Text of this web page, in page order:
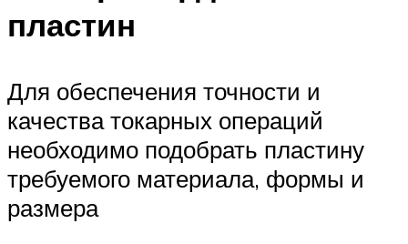
пластин
Для обеспечения точности и
качества токарных операций
необходимо подобрать пластину
требуемого материала, формы и
размера